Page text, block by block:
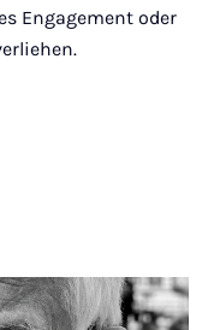
Engagement oder